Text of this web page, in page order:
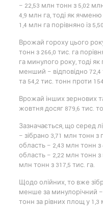
– 22,53 млн тонн з 5,02
4,9 млн га, тоді як
1,4 млн га порівняно із
Врожай гороху цього
тонн з 266,0 тис. га
га минулого року, тоді
менший – відповідно
та 54,2 тис. тонн проти
Врожай інших зернових
жовтня досяг 879,6 тис.
Зазначається, що серед
– зібрано 3,71 млн тонн з
область – 2,43 млн тонн з
область – 2,22 млн тонн з
млн тонн з 317,5 тис. га.
Щодо олійних, то вже
менше за минулорічний
тонн за рівних площ у 1,3